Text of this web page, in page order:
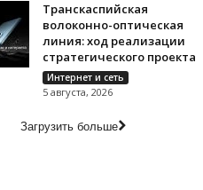
Транскаспийская
волоконно-оптическая
линия: ход реализации
стратегического проекта
Интернет и сеть
5 августа, 2026
Загрузить больше